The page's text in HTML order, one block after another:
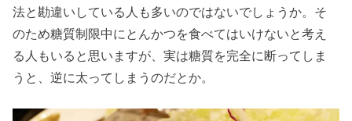
法と勘違いしている人も多いのではないでしょうか。そ
のため糖質制限中にとんかつを食べてはいけないと考え
る人もいると思いますが、実は糖質を完全に断ってしま
うと、逆に太ってしまうのだとか。